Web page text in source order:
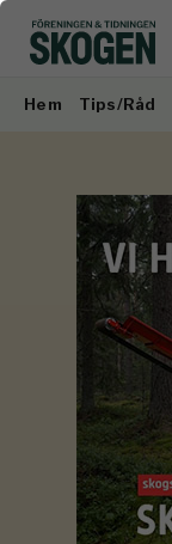
Hem Tips/Råd